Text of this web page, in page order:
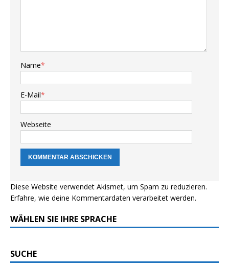
Name*
E-Mail*
Webseite
Diese Website verwendet Akismet, um Spam zu reduzieren.
Erfahre, wie deine Kommentardaten verarbeitet werden.
WÄHLEN SIE IHRE SPRACHE
SUCHE